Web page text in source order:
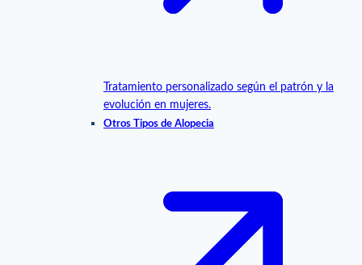
Tratamiento personalizado según el patrón y la
evolución en mujeres.
Otros Tipos de Alopecia